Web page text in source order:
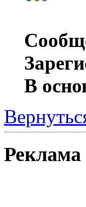
В
Реклама